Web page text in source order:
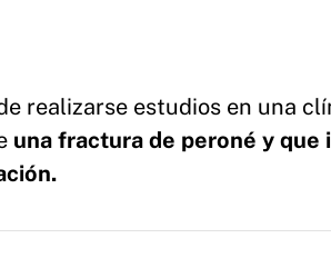
realizarse estudios en una
una fractura de peroné y